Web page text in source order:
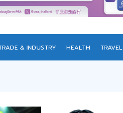
& INDUSTRY HEALTH TRAVEL